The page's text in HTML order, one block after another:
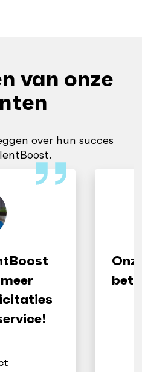
van onze
over hun succes